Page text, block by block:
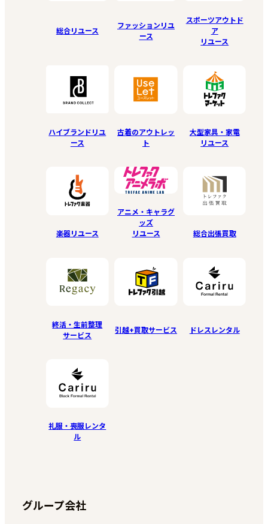
総合リユース
ファッションリユ
ース
スポーツアウトド
ア
リユース
ハイブランドリユ
ース
古着のアウトレッ
ト
大型家具・家電
リユース
楽器リユース
アニメ・キャラグ
ッズ
リユース
総合出張買取
終活・生前整理
サービス
引越+買取サービス ドレスレンタル
礼服・喪服レンタ
ル
グループ会社